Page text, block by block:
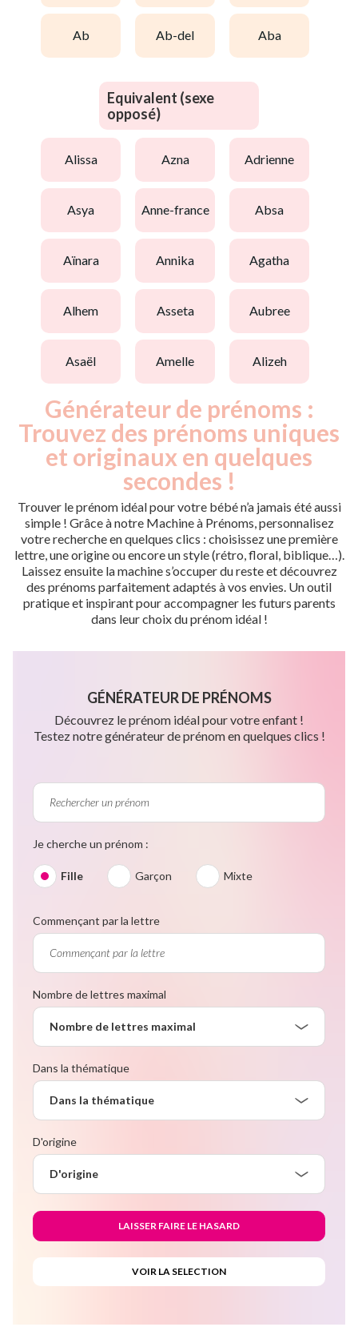
ab ab-del aba
Equivalent (sexe
opposé)
alissa azna adrienne
asya anne-france absa
aïnara annika agatha
alhem asseta aubree
asaël amelle alizeh
Générateur de prénoms :
Trouvez des prénoms uniques
et originaux en quelques
secondes !
Trouver le prénom idéal pour votre bébé n’a jamais été aussi
simple ! Grâce à notre Machine à Prénoms, personnalisez
votre recherche en quelques clics : choisissez une première
lettre, une origine ou encore un style (rétro, floral, biblique…).
Laissez ensuite la machine s’occuper du reste et découvrez
des prénoms parfaitement adaptés à vos envies. Un outil
pratique et inspirant pour accompagner les futurs parents
dans leur choix du prénom idéal !
GÉNÉRATEUR DE PRÉNOMS
Découvrez le prénom idéal pour votre enfant !
Testez notre générateur de prénom en quelques clics !
Je cherche un prénom :
Fille Garçon Mixte
Commençant par la lettre
Nombre de lettres maximal
Nombre de lettres maximal
Dans la thématique
Dans la thématique
D'origine
D'origine